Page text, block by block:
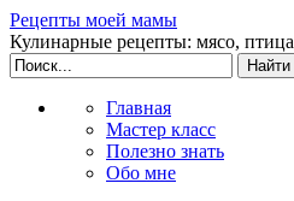
Рецепты моей мамы
Кулинарные рецепты: мясо,
Главная
Мастер класс
Полезно знать
Обо мне